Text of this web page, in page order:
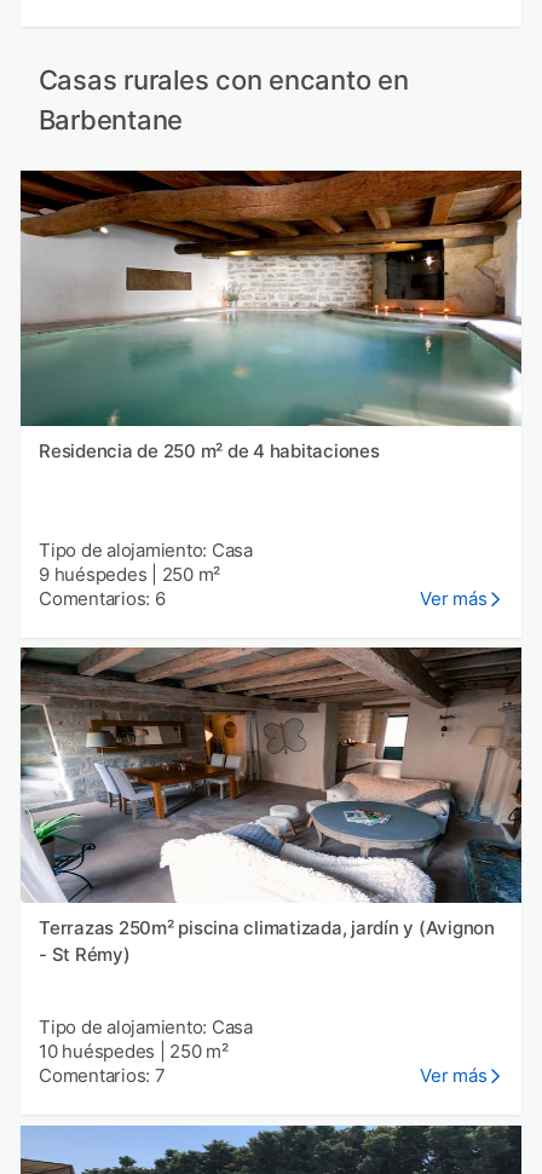
Casas rurales con encanto en
Barbentane
Residencia de 250 m² de 4 habitaciones
Tipo de alojamiento: Casa
9 huéspedes
250 m²
Comentarios: 6
Ver más
Terrazas 250m² piscina climatizada, jardín y (Avignon
- St Rémy)
Tipo de alojamiento: Casa
10 huéspedes
250 m²
Comentarios: 7
Ver más